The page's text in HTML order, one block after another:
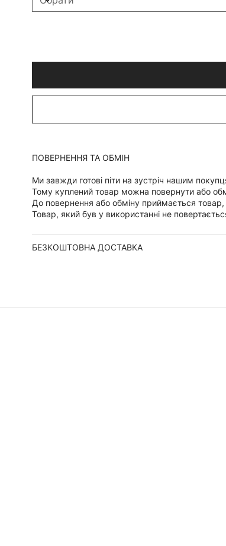
ПОВЕРНЕННЯ ТА ОБМІН
Ми завжди готові піти на зустріч нашим
Тому куплений товар можна повернути або
До повернення або обміну приймається
Товар, який був у використанні не
БЕЗКОШТОВНА ДОСТАВКА